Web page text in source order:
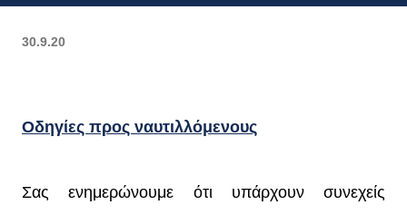
30.9.20
Οδηγίες προς ναυτιλλόμενους
Σας ενημερώνουμε ότι υπάρχουν συνεχείς